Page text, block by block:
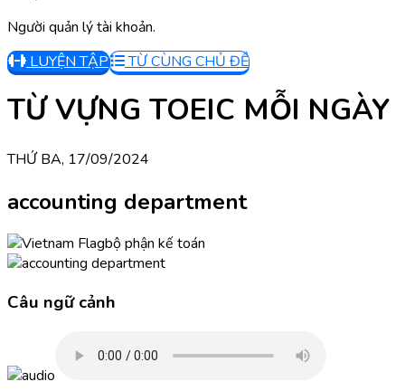
Người quản lý tài khoản.
LUYỆN TẬP
TỪ CÙNG CHỦ ĐỀ
TỪ VỰNG TOEIC MỖI NGÀY
THỨ BA, 17/09/2024
accounting department
bộ phận kế toán
Câu ngữ cảnh